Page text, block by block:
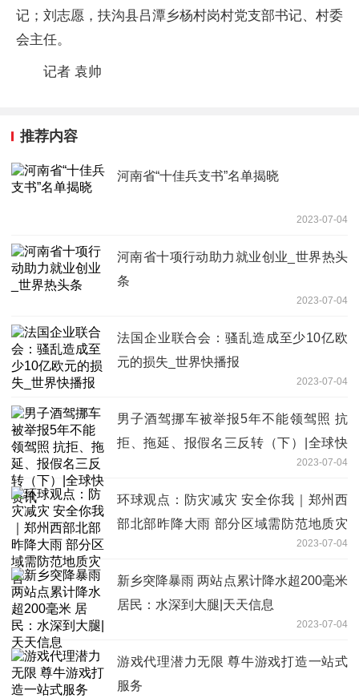
记；刘志愿，扶沟县吕潭乡杨村岗村党支部书记、村委
会主任。
记者 袁帅
推荐内容
河南省“十佳兵支书”名单揭晓
2023-07-04
河南省十项行动助力就业创业_世界热头
条
2023-07-04
法国企业联合会：骚乱造成至少10亿欧
元的损失_世界快播报
2023-07-04
男子酒驾挪车被举报5年不能领驾照 抗
拒、拖延、报假名三反转（下）|全球快
2023-07-04
环球观点：防灾减灾 安全你我｜郑州西
部北部昨降大雨 部分区域需防范地质灾
2023-07-04
新乡突降暴雨 两站点累计降水超200毫米
居民：水深到大腿|天天信息
2023-07-04
游戏代理潜力无限 尊牛游戏打造一站式
服务